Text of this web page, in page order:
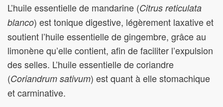
L’huile essentielle de mandarine (Citrus reticulata
blanco) est tonique digestive, légèrement laxative et
soutient l’huile essentielle de gingembre, grâce au
limonène qu’elle contient, afin de faciliter l’expulsion
des selles. L’huile essentielle de coriandre
(Coriandrum sativum) est quant à elle stomachique
et carminative.